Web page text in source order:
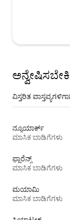
ವಿಸ್ತರಿತ
ನ್ಯೂಯಾರ್ಕ್
ಮಾಸಿಕ ಬಾಡಿಗೆಗಳು
ಫ್ಲಾರೆನ್ಸ್
ಮಾಸಿಕ ಬಾಡಿಗೆಗಳು
ಮಯಾಮಿ
ಮಾಸಿಕ ಬಾಡಿಗೆಗಳು